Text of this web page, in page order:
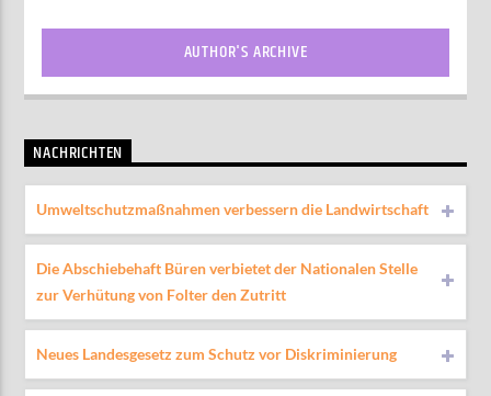
AUTHOR'S ARCHIVE
NACHRICHTEN
Umweltschutzmaßnahmen verbessern die Landwirtschaft
Die Abschiebehaft Büren verbietet der Nationalen Stelle
zur Verhütung von Folter den Zutritt
Neues Landesgesetz zum Schutz vor Diskriminierung